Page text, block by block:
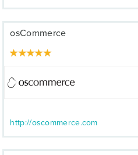
osCommerce
http://oscommerce.com